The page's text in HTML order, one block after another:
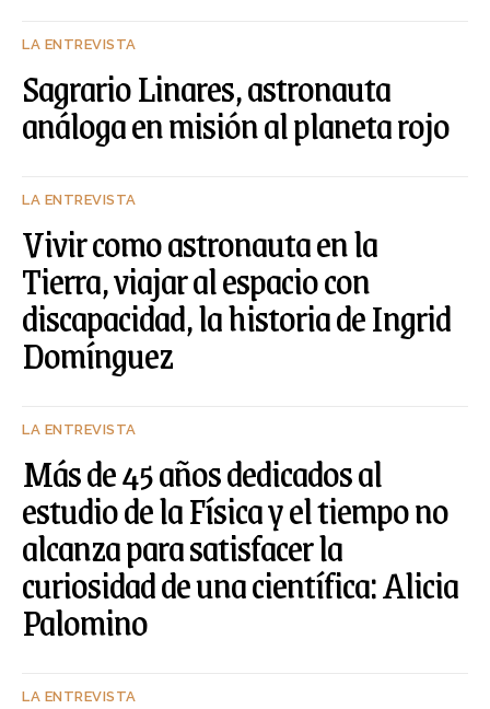
LA ENTREVISTA
Sagrario Linares, astronauta
análoga en misión al planeta rojo
LA ENTREVISTA
Vivir como astronauta en la
Tierra, viajar al espacio con
discapacidad, la historia de Ingrid
Domínguez
LA ENTREVISTA
Más de 45 años dedicados al
estudio de la Física y el tiempo no
alcanza para satisfacer la
curiosidad de una científica: Alicia
Palomino
LA ENTREVISTA